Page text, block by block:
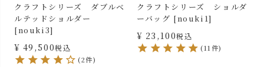
クラフトシリーズ ダブルベ
ルテッドショルダー
[nouki3]
¥ 49,500税込
(2件)
クラフトシリーズ ショルダ
ーバッグ [nouki1]
¥ 23,100税込
(11件)